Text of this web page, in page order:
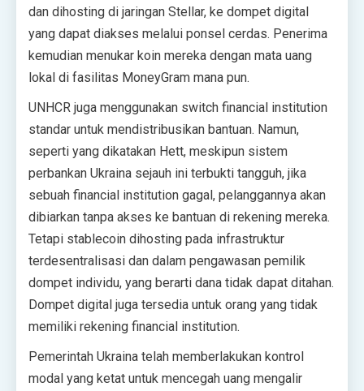
dan dihosting di jaringan Stellar, ke dompet digital
yang dapat diakses melalui ponsel cerdas. Penerima
kemudian menukar koin mereka dengan mata uang
lokal di fasilitas MoneyGram mana pun.
UNHCR juga menggunakan switch financial institution
standar untuk mendistribusikan bantuan. Namun,
seperti yang dikatakan Hett, meskipun sistem
perbankan Ukraina sejauh ini terbukti tangguh, jika
sebuah financial institution gagal, pelanggannya akan
dibiarkan tanpa akses ke bantuan di rekening mereka.
Tetapi stablecoin dihosting pada infrastruktur
terdesentralisasi dan dalam pengawasan pemilik
dompet individu, yang berarti dana tidak dapat ditahan.
Dompet digital juga tersedia untuk orang yang tidak
memiliki rekening financial institution.
Pemerintah Ukraina telah memberlakukan kontrol
modal yang ketat untuk mencegah uang mengalir